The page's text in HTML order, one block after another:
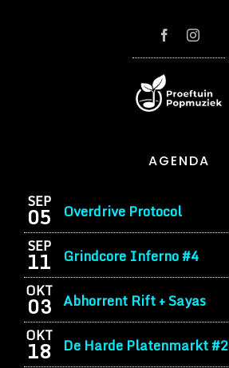
AGENDA
SEP
05 Overdrive Protocol
SEP
11 Grindcore Inferno #4
OKT
03 Abhorrent Rift + Sayas
OKT
18 De Harde Platenmarkt #2